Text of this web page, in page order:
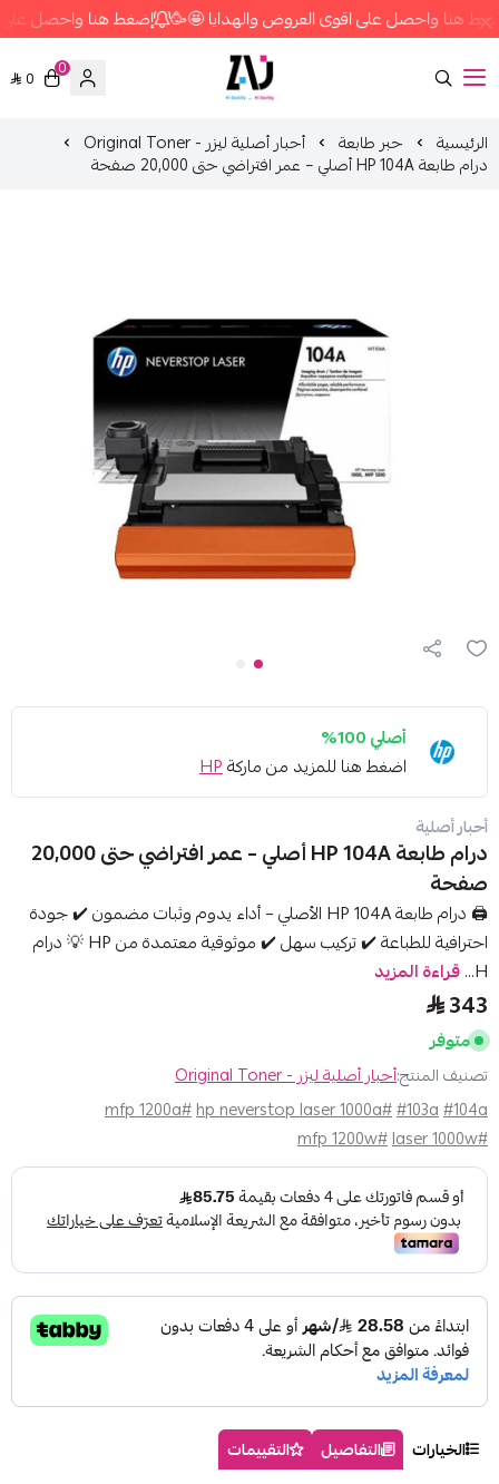
هنا واحصل على اقوى العروض والهدايا 🤩🥳 إضغط هنا واحصل على
متجر زاج ستور
0
0
الرئيسية حبر طابعة أحبار أصلية ليزر - Original Toner
درام طابعة HP 104A أصلي – عمر افتراضي حتى 20,000 صفحة
أصلي 100%
اضغط هنا للمزيد من ماركةHP
أحبار أصلية
درام طابعة HP 104A أصلي – عمر افتراضي حتى 20,000
صفحة
🖨️ درام طابعة HP 104A الأصلي – أداء يدوم وثبات مضمون ✔️ جودة
احترافية للطباعة ✔️ تركيب سهل ✔️ موثوقية معتمدة من HP 💡 درام
H... قراءة المزيد
343
متوفر
تصنيف المنتج:أحبار أصلية ليزر - Original Toner
#104a
#103a
#hp neverstop laser 1000a
#mfp 1200a
#laser 1000w
#mfp 1200w
الخيارات التفاصيل التقييمات